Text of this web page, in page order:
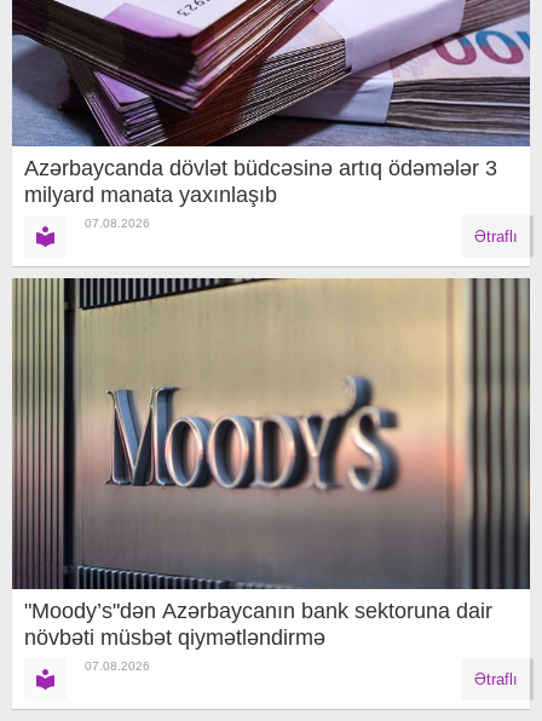
Azərbaycanda dövlət büdcəsinə artıq ödəmələr 3
milyard manata yaxınlaşıb
07.08.2026
Ətraflı
"Moody’s"dən Azərbaycanın bank sektoruna dair
növbəti müsbət qiymətləndirmə
07.08.2026
Ətraflı